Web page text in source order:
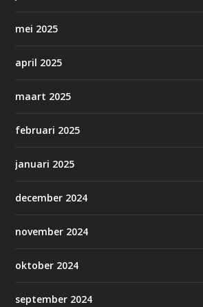
mei 2025
april 2025
maart 2025
februari 2025
januari 2025
december 2024
november 2024
oktober 2024
september 2024